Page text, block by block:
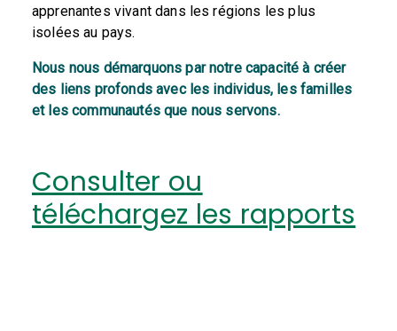
apprenantes vivant dans les régions les plus
isolées au pays.
Nous nous démarquons par notre capacité à créer
des liens profonds avec les individus, les familles
et les communautés que nous servons.
Consulter ou
téléchargez les rapports